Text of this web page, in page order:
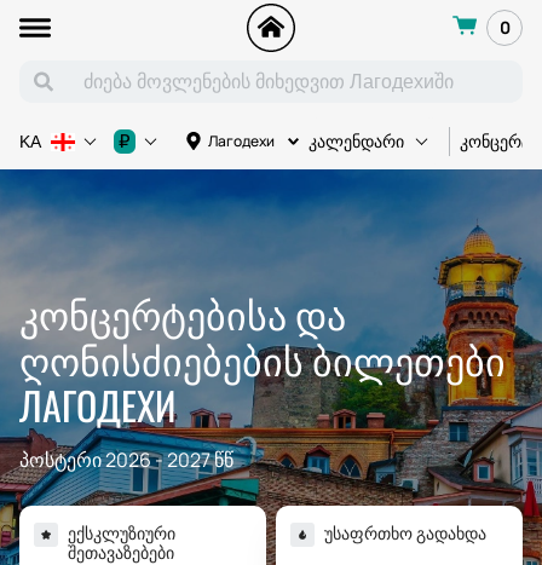
0
Лагодехи კალენდარი კონცერტი
KA ₽
ᲙᲝᲜᲪᲔᲠᲢᲔᲑᲘᲡᲐ ᲓᲐ
ᲦᲝᲜᲘᲡᲫᲘᲔᲑᲔᲑᲘᲡ ᲑᲘᲚᲔᲗᲔᲑᲘ
ЛАГОДЕХИ
პოსტერი 2026 - 2027 წწ
ᲔᲥᲡᲙᲚᲣᲖᲘᲣᲠᲘ
ᲨᲔᲗᲐᲕᲐᲖᲔᲑᲔᲑᲘ
ᲣᲡᲐᲤᲠᲗᲮᲝ ᲒᲐᲓᲐᲮᲓᲐ